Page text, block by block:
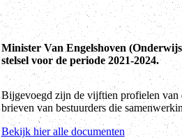
Minister Van Engelshoven
stelsel voor de periode 2021-2024.
Bijgevoegd zijn de vijftien profielen van
brieven van bestuurders die
Bekijk hier alle documenten